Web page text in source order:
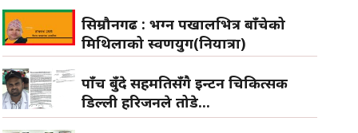
सिम्रौनगढ : भग्न पर्खालभित्र बाँचेको
मिथिलाको स्वर्णयुग(नियात्रा)
पाँच बुँदे सहमतिसँगै इन्टर्न चिकित्सक
डिल्ली हरिजनले तोडे...